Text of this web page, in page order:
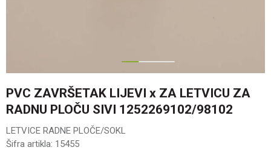
PVC ZAVRŠETAK LIJEVI x ZA LETVICU ZA
RADNU PLOČU SIVI 1252269102/98102
LETVICE RADNE PLOČE/SOKL
Šifra artikla: 15455